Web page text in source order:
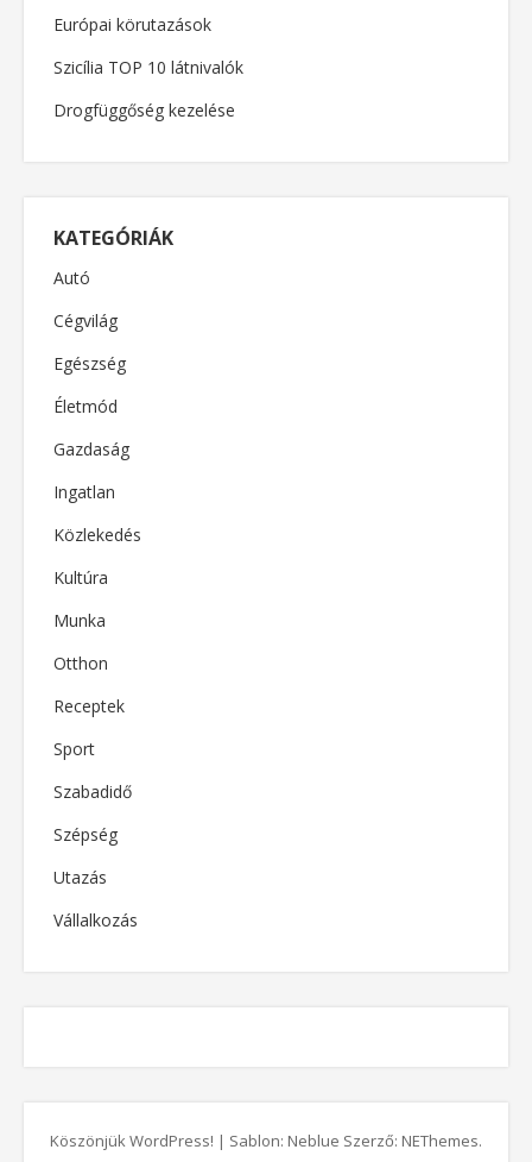
Európai körutazások
Szicília TOP 10 látnivalók
Drogfüggőség kezelése
KATEGÓRIÁK
Autó
Cégvilág
Egészség
Életmód
Gazdaság
Ingatlan
Közlekedés
Kultúra
Munka
Otthon
Receptek
Sport
Szabadidő
Szépség
Utazás
Vállalkozás
Köszönjük WordPress! | Sablon: Neblue Szerző: NEThemes.